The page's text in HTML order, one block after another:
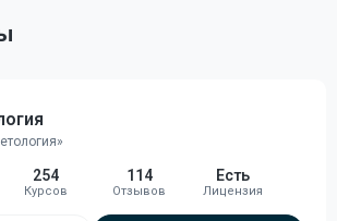
254 114 Есть